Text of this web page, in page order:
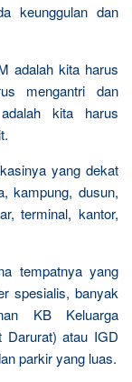
keunggulan dan
adalah kita harus
mengantri dan
kita harus
yang dekat
kampung, dusun,
terminal, kantor,
tempatnya yang
spesialis, banyak
KB Keluarga
Darurat) atau IGD
parkir yang luas.